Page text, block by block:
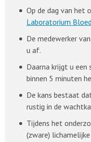
Op de dag van het
Laboratorium
De medewerker
u af.
Daarna krijgt u een
binnen 5 minuten
De kans bestaat
rustig in de
Tijdens het
(zware)